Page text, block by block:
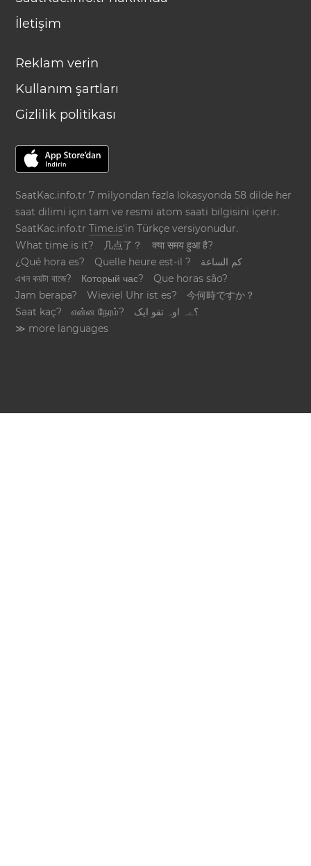
İletişim
Reklam verin
Kullanım şartları
Gizlilik politikası
SaatKac.info.tr 7 milyondan fazla lokasyonda 58 dilde her
saat dilimi için tam ve resmi atom saati bilgisini içerir.
SaatKac.info.trTime.is'in Türkçe versiyonudur.
What time is it?
几点了？
क्या समय हुआ है?
¿Qué hora es?
Quelle heure est-il ?
كم الساعة
এখন কয়টা বাজে?
Который час?
Que horas são?
Jam berapa?
Wieviel Uhr ist es?
今何時ですか？
Saat kaç?
என்ன நேரம்?
؟ےہ اوہ تقو ایک
≫ more languages